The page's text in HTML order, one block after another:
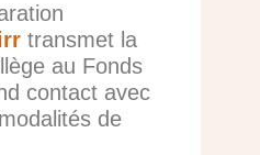
transmet la
au Fonds
contact avec
de